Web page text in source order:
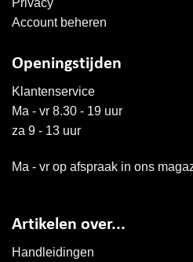
Privacy
Account beheren
Openingstijden
Klantenservice
Ma - vr 8.30 - 19 uur
za 9 - 13 uur
Ma - vr op afspraak in ons
Artikelen over...
Handleidingen